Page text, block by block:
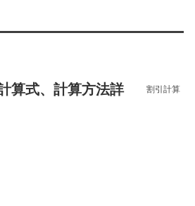
割引計算
算式、計算方法詳